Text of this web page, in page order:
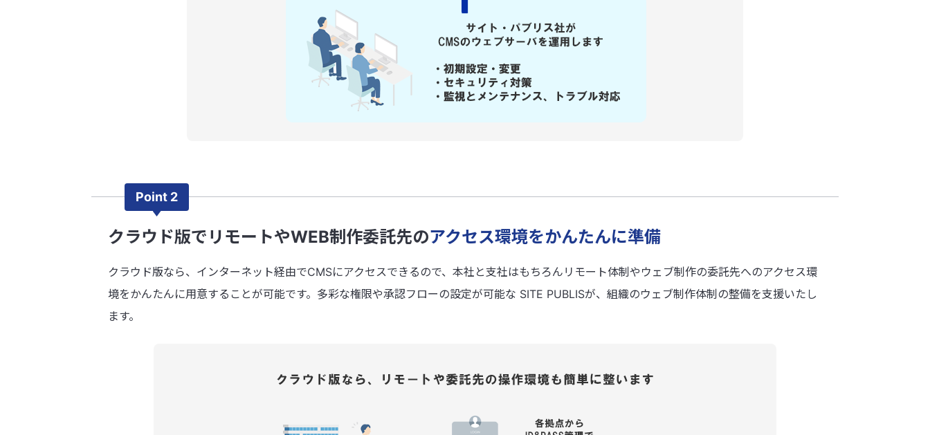
Point 2
クラウド版でリモートやWEB制作委託先のアクセス環境をかんたんに準備
クラウド版なら、インターネット経由でCMSにアクセスできるので、本社と支社はもちろんリモート体制やウェブ制作の委託先へのアクセス環
境をかんたんに用意することが可能です。多彩な権限や承認フローの設定が可能な SITE PUBLISが、組織のウェブ制作体制の整備を支援いたし
ます。